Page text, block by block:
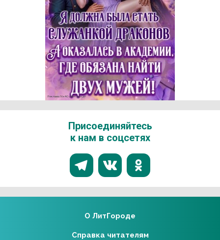
Присоединяйтесь
к нам в соцсетях
Реклама 16+ АО «ЛитГород»
О ЛитГороде
Справка читателям